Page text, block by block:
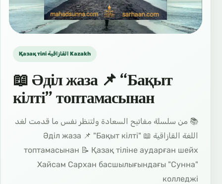
Қазақ тілі القازاقية Kazakh
📖 Әділ жаза 📌 “Бақыт
кілті” топтамасынан
📚 من سلسلة مفاتيح السعادة ولتنظر نفس ما قدمت لغد
اللغة القازاقية 📖 Әділ жаза 📌 "Бақыт кілті"
топтамасынан 📝 Қазақ тіліне аударған шейх
Хайсам Сархан басшылығындағы "Сунна"
колледжі